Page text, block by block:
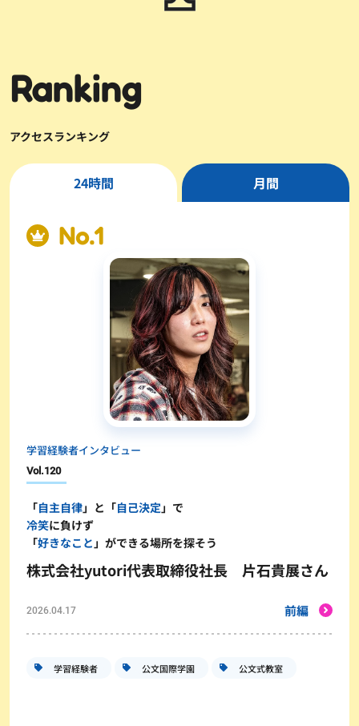
Ranking
アクセスランキング
24時間 月間
学習経験者インタビュー
Vol.120
「自主自律」と「自己決定 」で
冷笑に負けず
「好きなこと 」ができる場所を探そう
株式会社yutori代表取締役社長 片石貴展さん
2026.04.17 前編
学習経験者 公文国際学園 公文式教室